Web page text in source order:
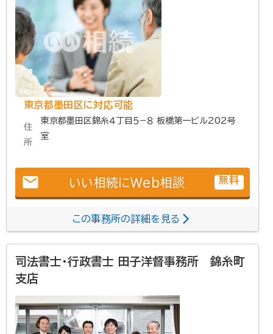
東京都墨田区に対応可能
住
所
東京都墨田区錦糸４丁目５−８ 板橋第一ビル202号
室
email いい相続にWeb相談 無料
この事務所の詳細を見る
司法書士・行政書士 田子洋督事務所 錦糸町
支店